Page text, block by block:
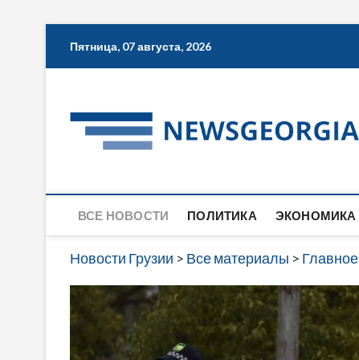
Пятница, 07 августа, 2026
ВСЕ НОВОСТИ ПОЛИТИКА ЭКОНОМИКА
Новости Грузии > Все материалы > Главное